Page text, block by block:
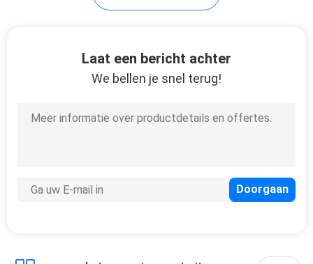
Laat een bericht achter
We bellen je snel terug!